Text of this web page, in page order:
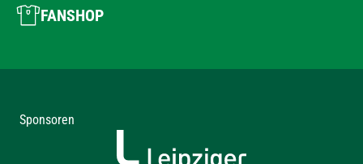
FANSHOP
Sponsoren